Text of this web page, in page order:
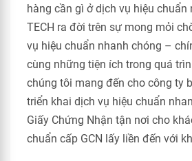
hàng cần gì ở dịch vụ hiệu chuẩn
TECH ra đời trên sự mong mỏi
vụ hiệu chuẩn nhanh chóng –
cùng những tiện ích trong quá
chúng tôi mang đến cho công ty
triển khai dịch vụ hiệu chuẩn
Giấy Chứng Nhận tận nơi cho
chuẩn cấp GCN lấy liền đến với